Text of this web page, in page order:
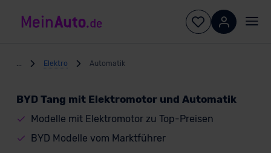
Elektro Automatik
BYD Tang mit Elektromotor und Automatik
Modelle mit Elektromotor zu Top-Preisen
BYD Modelle vom Marktführer